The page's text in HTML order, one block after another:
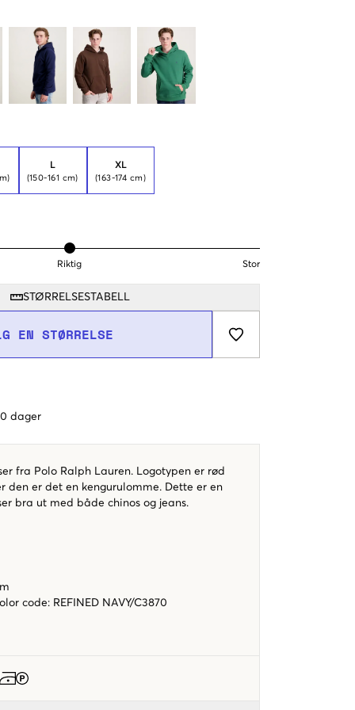
L
(150-161 cm)
XL
(163-174 cm)
Riktig Stor
STØRRELSESTABELL
EN STØRRELSE
dager
fra Polo Ralph Lauren. Logotypen er rød
den er det en kengurulomme. Dette er en
bra ut med både chinos og jeans.
code: REFINED NAVY/C3870